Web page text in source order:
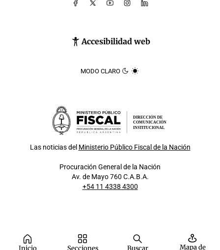
Inicio Secciones Buscar Mapa de
Accesibilidad web
MODO CLARO
DIRECCIÓN DE
COMUNICACIÓN
INSTITUCIONAL
Las noticias del Ministerio Público Fiscal de la Nación
Procuración General de la Nación
Av. de Mayo 760 C.A.B.A.
+54 11 4338 4300